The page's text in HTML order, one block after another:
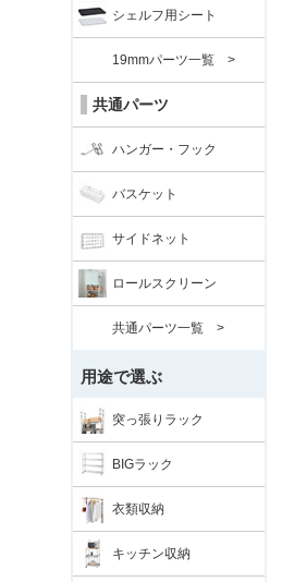
シェルフ用シート
19mmパーツ一覧 >
共通パーツ
ハンガー・フック
バスケット
サイドネット
ロールスクリーン
共通パーツ一覧 >
用途で選ぶ
突っ張りラック
BIGラック
衣類収納
キッチン収納